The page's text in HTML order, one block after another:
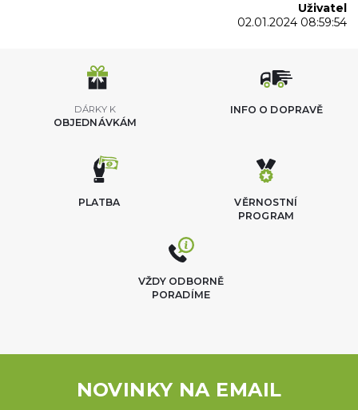
Uživatel
02.01.2024 08:59:54
DÁRKY K
OBJEDNÁVKÁM
INFO O DOPRAVĚ
VĚRNOSTNÍ
PROGRAM
PLATBA
VŽDY ODBORNĚ
PORADÍME
NOVINKY NA EMAIL